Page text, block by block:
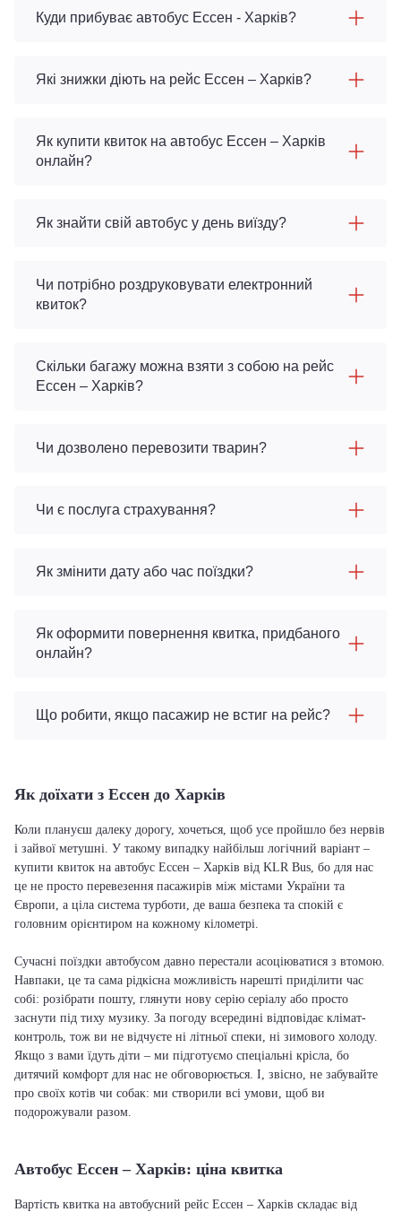
Куди прибуває автобус Ессен - Харків?
Які знижки діють на рейс Ессен – Харків?
Як купити квиток на автобус Ессен – Харків
онлайн?
Як знайти свій автобус у день виїзду?
Чи потрібно роздруковувати електронний
квиток?
Скільки багажу можна взяти з собою на рейс
Ессен – Харків?
Чи дозволено перевозити тварин?
Чи є послуга страхування?
Як змінити дату або час поїздки?
Як оформити повернення квитка, придбаного
онлайн?
Що робити, якщо пасажир не встиг на рейс?
Як доїхати з Ессен до Харків
Коли плануєш далеку дорогу, хочеться, щоб усе пройшло без нервів
і зайвої метушні. У такому випадку найбільш логічний варіант –
купити квиток на автобус Ессен – Харків від KLR Bus, бо для нас
це не просто перевезення пасажирів між містами України та
Європи, а ціла система турботи, де ваша безпека та спокій є
головним орієнтиром на кожному кілометрі.
Сучасні поїздки автобусом давно перестали асоціюватися з втомою.
Навпаки, це та сама рідкісна можливість нарешті приділити час
собі: розібрати пошту, глянути нову серію серіалу або просто
заснути під тиху музику. За погоду всередині відповідає клімат-
контроль, тож ви не відчуєте ні літньої спеки, ні зимового холоду.
Якщо з вами їдуть діти – ми підготуємо спеціальні крісла, бо
дитячий комфорт для нас не обговорюється. І, звісно, не забувайте
про своїх котів чи собак: ми створили всі умови, щоб ви
подорожували разом.
Автобус Ессен – Харків: ціна квитка
Вартість квитка на автобусний рейс Ессен – Харків складає від